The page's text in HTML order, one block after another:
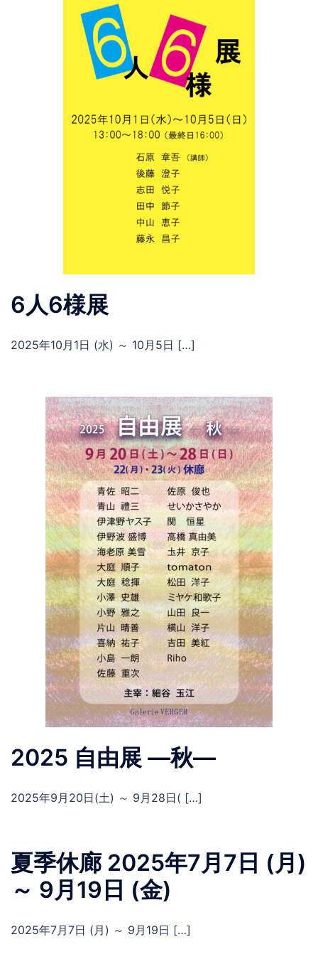
6人6様展
2025年10月1日 (水) ～ 10月5日 […]
2025 自由展 ―秋―
2025年9月20日(土) ～ 9月28日( […]
夏季休廊 2025年7月7日 (月)
～ 9月19日 (金)
2025年7月7日 (月) ～ 9月19日 […]